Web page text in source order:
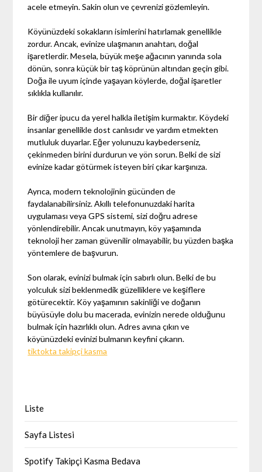
acele etmeyin. Sakin olun ve çevrenizi gözlemleyin.
Köyünüzdeki sokakların isimlerini hatırlamak genellikle
zordur. Ancak, evinize ulaşmanın anahtarı, doğal
işaretlerdir. Mesela, büyük meşe ağacının yanında sola
dönün, sonra küçük bir taş köprünün altından geçin gibi.
Doğa ile uyum içinde yaşayan köylerde, doğal işaretler
sıklıkla kullanılır.
Bir diğer ipucu da yerel halkla iletişim kurmaktır. Köydeki
insanlar genellikle dost canlısıdır ve yardım etmekten
mutluluk duyarlar. Eğer yolunuzu kaybederseniz,
çekinmeden birini durdurun ve yön sorun. Belki de sizi
evinize kadar götürmek isteyen biri çıkar karşınıza.
Ayrıca, modern teknolojinin gücünden de
faydalanabilirsiniz. Akıllı telefonunuzdaki harita
uygulaması veya GPS sistemi, sizi doğru adrese
yönlendirebilir. Ancak unutmayın, köy yaşamında
teknoloji her zaman güvenilir olmayabilir, bu yüzden başka
yöntemlere de başvurun.
Son olarak, evinizi bulmak için sabırlı olun. Belki de bu
yolculuk sizi beklenmedik güzelliklere ve keşiflere
götürecektir. Köy yaşamının sakinliği ve doğanın
büyüsüyle dolu bu macerada, evinizin nerede olduğunu
bulmak için hazırlıklı olun. Adres avına çıkın ve
köyünüzdeki evinizi bulmanın keyfini çıkarın.
tiktokta takipçi kasma
Liste
Sayfa Listesi
Spotify Takipçi Kasma Bedava